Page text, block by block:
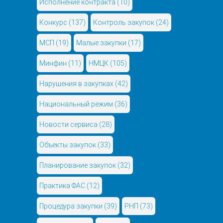
Исполнение контракта (10)
Конкурс (137) Контроль закупок (24)
МСП (19) Малые закупки (17)
Минфин (11) НМЦК (105)
Нарушения в закупках (42)
Национальный режим (36)
Новости сервиса (28)
Объекты закупок (33)
Планирование закупок (32)
Практика ФАС (12)
Процедура закупки (39) РНП (73)